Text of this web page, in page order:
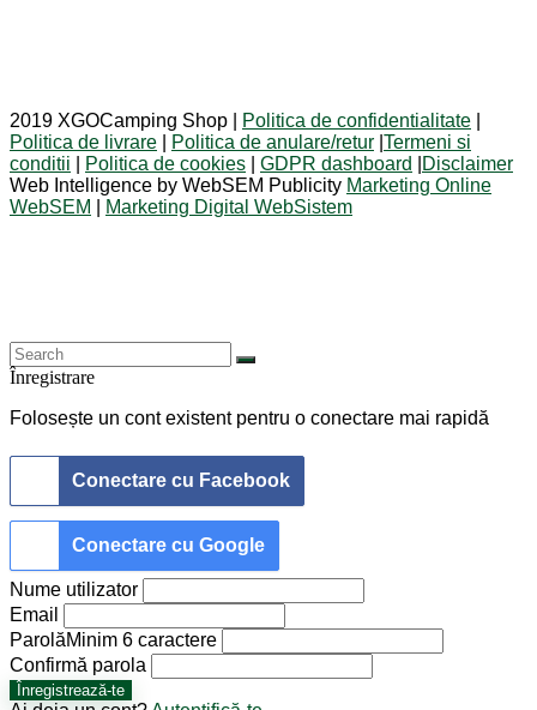
2019 XGOCamping Shop | Politica de confidentialitate
Politica de livrare
Politica de anulare/retur Termeni si
conditii
Politica de cookies GDPR dashboard
Disclaimer
Web Intelligence by WebSEM Publicity Marketing Online
WebSEM
Marketing Digital WebSistem
Înregistrare
Folosește un cont existent pentru o conectare mai rapidă
Conectare cu Facebook
Conectare cu Google
Nume utilizator
Email
ParolăMinim 6 caractere
Confirmă parola
Înregistrează-te